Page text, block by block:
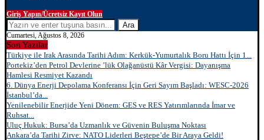
Giriş Yapın/Ücretsiz Kayıt Olun
Ara
Cumartesi, Ağustos 8, 2026
Son Yazılar
Türkiye ile Irak Arasında Tarihi Adım: Kerkük-Yumurtalık Boru Hattı İçin 1...
Portekiz’den Petrol Devlerine ’lük Olağanüstü Kâr Vergisi: Dayanışma
Hamlesi Resmiyet Kazandı
6. Dünya Enerji Depolama Konferansı İçin Geri Sayım Başladı: WESC-2026
İstanbul’da...
Yenilenebilir Enerjide Yeni Dönem: GES ve RES Yatırımlarında İmar ve
Ruhsat...
Uluç Hukuk: Bursa’da Uzmanlık ve Güvenin Buluşma Noktası
Ankara’da Tarihi Zirve: NATO Liderleri Beştepe’de Bir Araya Geldi!